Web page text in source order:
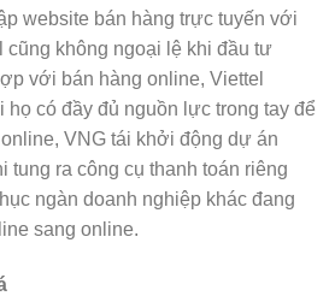
website bán hàng trực tuyến với
cũng không ngoại lệ khi đầu tư
với bán hàng online, Viettel
có đầy đủ nguồn lực trong tay để
VNG tái khởi động dự án
tung ra công cụ thanh toán riêng
ngàn doanh nghiệp khác đang
sang online.